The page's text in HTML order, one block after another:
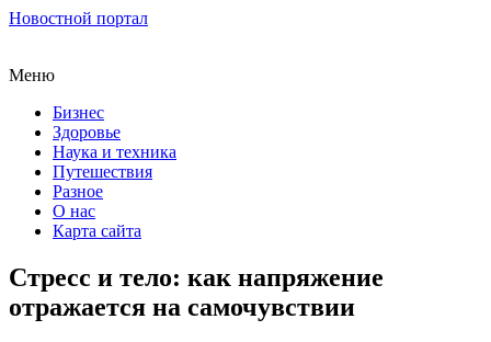
Новостной портал
Меню
Бизнес
Здоровье
Наука и техника
Путешествия
Разное
О нас
Карта сайта
Стресс и тело: как напряжение
отражается на самочувствии